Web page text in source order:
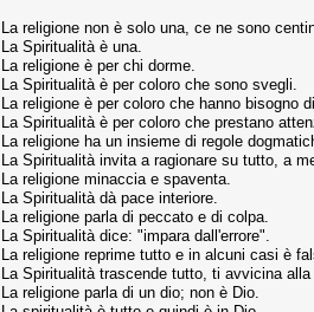
La religione non è solo una, ce ne sono
La Spiritualità è una.
La religione è per chi dorme.
La Spiritualità è per coloro che sono svegli.
La religione è per coloro che hanno
La Spiritualità è per coloro che prestano
La religione ha un insieme di regole
La Spiritualità invita a ragionare su tutto, a
La religione minaccia e spaventa.
La Spiritualità dà pace interiore.
La religione parla di peccato e di colpa.
La Spiritualità dice: "impara dall'errore".
La religione reprime tutto e in alcuni casi è
La Spiritualità trascende tutto, ti avvicina
La religione parla di un dio; non è Dio.